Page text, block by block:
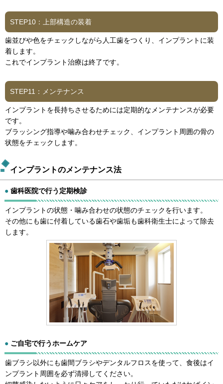
STEP10：上部構造の装着
歯並びや色をチェックしながら人工歯をつくり、インプラントに装
着します。
これでインプラント治療は終了です。
STEP11：メンテナンス
インプラントを長持ちさせるためには定期的なメンテナンスが必要
です。
ブラッシング指導や噛み合わせチェック、インプラント周囲の骨の
状態をチェックします。
インプラントのメンテナンス法
●歯科医院で行う定期検診
インプラントの状態・噛み合わせの状態のチェックを行います。
その他にも歯に付着している歯石や歯垢も歯科衛生士によって除去
します。
●ご自宅で行うホームケア
歯ブラシ以外にも歯間ブラシやデンタルフロスを使って、食後はイ
ンプラント周囲を必ず清掃してください。